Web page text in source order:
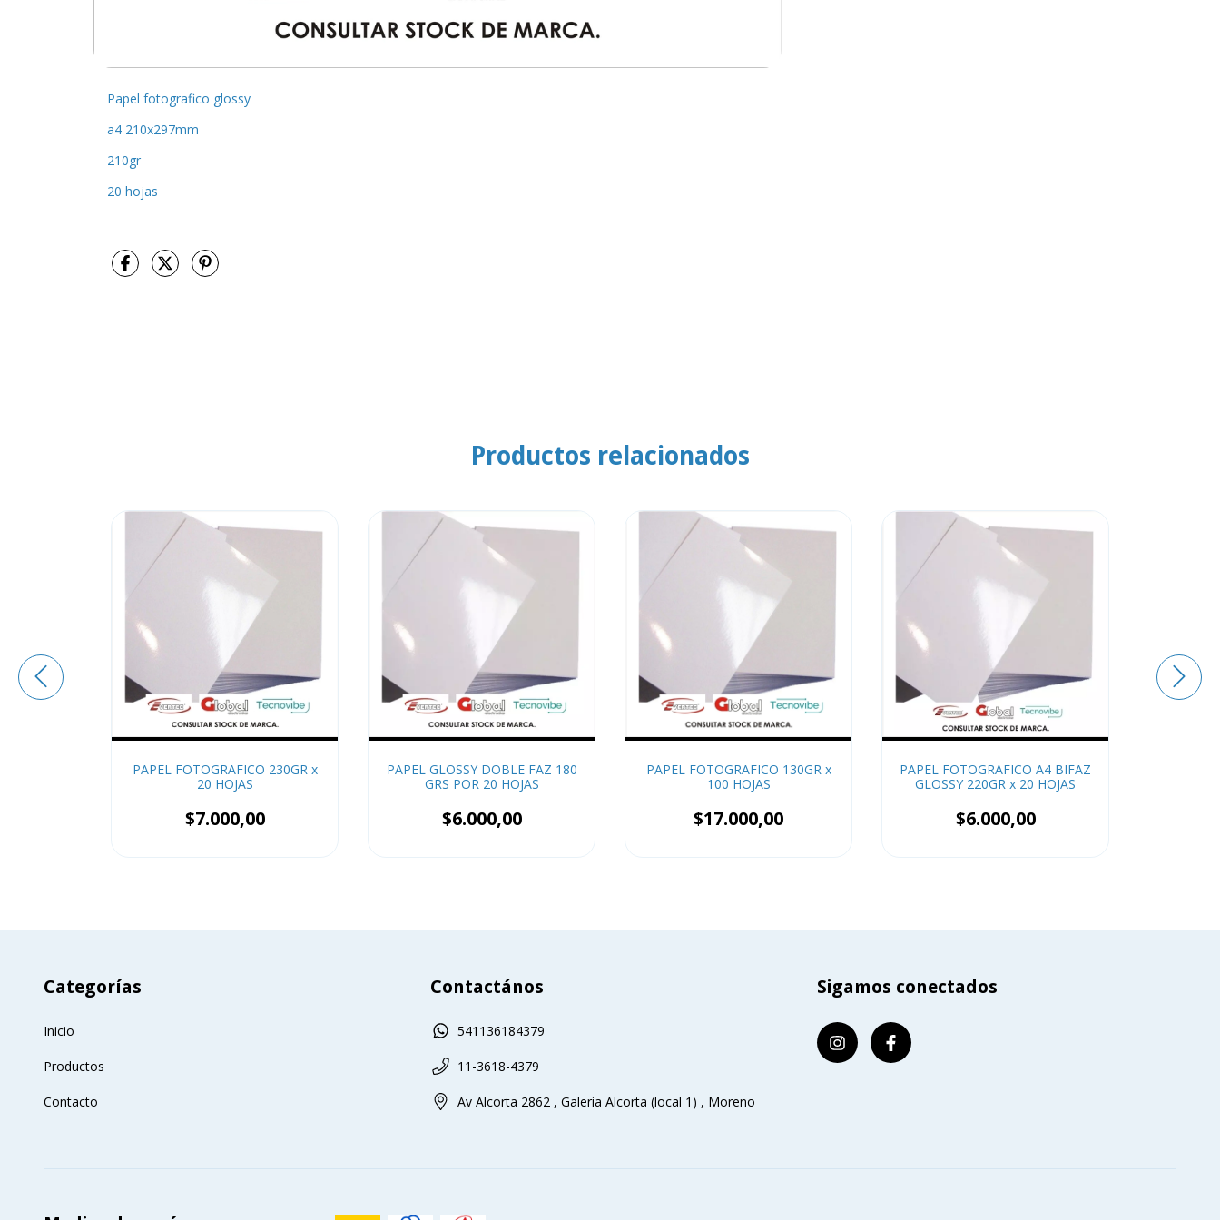
Papel fotografico glossy
a4 210x297mm
210gr
20 hojas
Productos relacionados
PAPEL FOTOGRAFICO 230GR x
20 HOJAS
$7.000,00
PAPEL GLOSSY DOBLE FAZ 180
GRS POR 20 HOJAS
$6.000,00
PAPEL FOTOGRAFICO 130GR x
100 HOJAS
$17.000,00
PAPEL FOTOGRAFICO A4 BIFAZ
GLOSSY 220GR x 20 HOJAS
$6.000,00
Categorías
Inicio
Productos
Contacto
Contactános
541136184379
11-3618-4379
Av Alcorta 2862 , Galeria Alcorta (local 1) , Moreno
Sigamos conectados